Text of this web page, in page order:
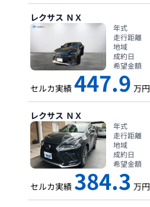
レクサス ＮＸ
年式
走行距離
地域
成約日
希望金額
セルカ実績 447.9 万円
レクサス ＮＸ
年式
走行距離
地域
成約日
希望金額
セルカ実績 384.3 万円